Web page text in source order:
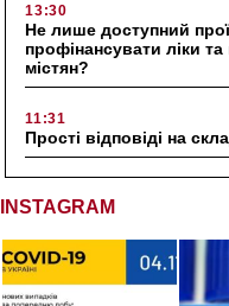
13:30
Не лише доступний
профінансувати ліки
містян?
11:31
Прості відповіді на
INSTAGRAM